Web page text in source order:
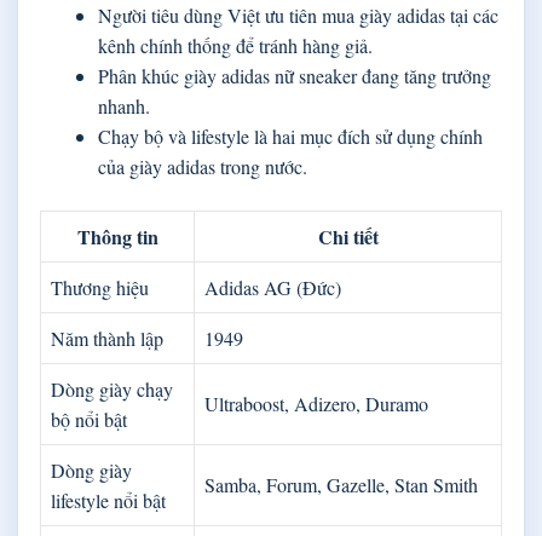
Người tiêu dùng Việt ưu tiên mua giày adidas tại các
kênh chính thống để tránh hàng giả.
Phân khúc giày adidas nữ sneaker đang tăng trưởng
nhanh.
Chạy bộ và lifestyle là hai mục đích sử dụng chính
của giày adidas trong nước.
Thông tin Chi tiết
Thương hiệu
Adidas AG (Đức)
Năm thành lập
1949
Dòng giày chạy
bộ nổi bật
Ultraboost, Adizero, Duramo
Dòng giày
lifestyle nổi bật
Samba, Forum, Gazelle, Stan Smith